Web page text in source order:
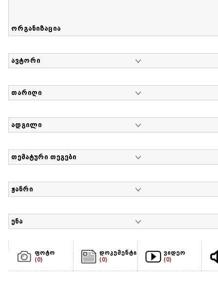
ორგანიზაცია
ავტორი
თარიღი
ადგილი
თემატური თეგები
ჟანრი
ენა
ფოტო
(0)
დოკუმენტი
(0)
ვიდეო
(0)